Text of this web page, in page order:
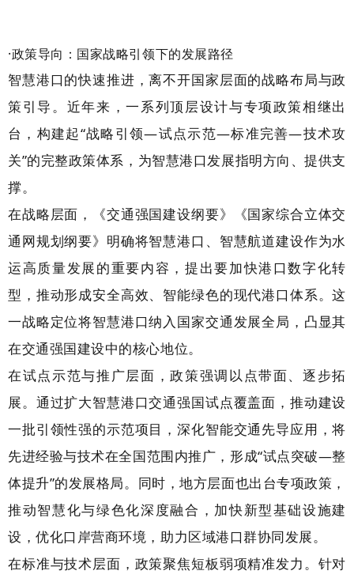
·政策导向：国家战略引领下的发展路径
智慧港口的快速推进，离不开国家层面的战略布局与政
策引导。近年来，一系列顶层设计与专项政策相继出
台，构建起“战略引领—试点示范—标准完善—技术攻
关”的完整政策体系，为智慧港口发展指明方向、提供支
撑。
在战略层面，《交通强国建设纲要》《国家综合立体交
通网规划纲要》明确将智慧港口、智慧航道建设作为水
运高质量发展的重要内容，提出要加快港口数字化转
型，推动形成安全高效、智能绿色的现代港口体系。这
一战略定位将智慧港口纳入国家交通发展全局，凸显其
在交通强国建设中的核心地位。
在试点示范与推广层面，政策强调以点带面、逐步拓
展。通过扩大智慧港口交通强国试点覆盖面，推动建设
一批引领性强的示范项目，深化智能交通先导应用，将
先进经验与技术在全国范围内推广，形成“试点突破—整
体提升”的发展格局。同时，地方层面也出台专项政策，
推动智慧化与绿色化深度融合，加快新型基础设施建
设，优化口岸营商环境，助力区域港口群协同发展。
在标准与技术层面，政策聚焦短板弱项精准发力。针对